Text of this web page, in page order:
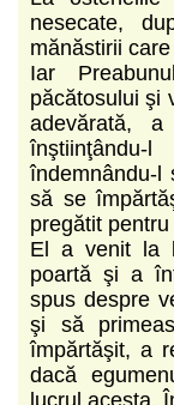
nesecate,
mănăstirii
Iar
păcătosului şi
adevărată,
îndemnându-l
să se
pregătit
El a venit la
poartă şi a
spus despre
şi să
împărtăşit, a
dacă
lucrul acesta.